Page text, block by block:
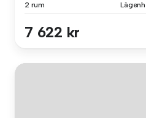
2 rum
7 622 kr